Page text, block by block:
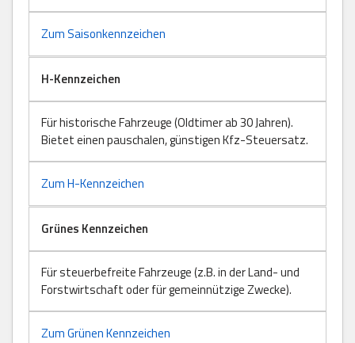
Zum Saisonkennzeichen
H-Kennzeichen
Für historische Fahrzeuge (Oldtimer ab 30 Jahren).
Bietet einen pauschalen, günstigen Kfz-Steuersatz.
Zum H-Kennzeichen
Grünes Kennzeichen
Für steuerbefreite Fahrzeuge (z.B. in der Land- und
Forstwirtschaft oder für gemeinnützige Zwecke).
Zum Grünen Kennzeichen